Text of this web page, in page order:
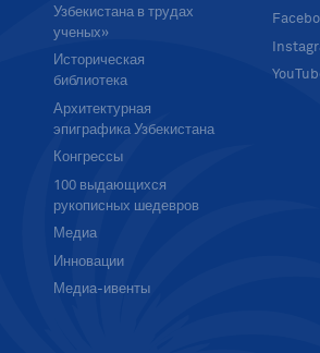
Узбекистана в трудах
ученых»
Историческая
библиотека
Архитектурная
эпиграфика Узбекистана
Конгрессы
100 выдающихся
рукописных шедевров
Медиа
Инновации
Медиа-ивенты